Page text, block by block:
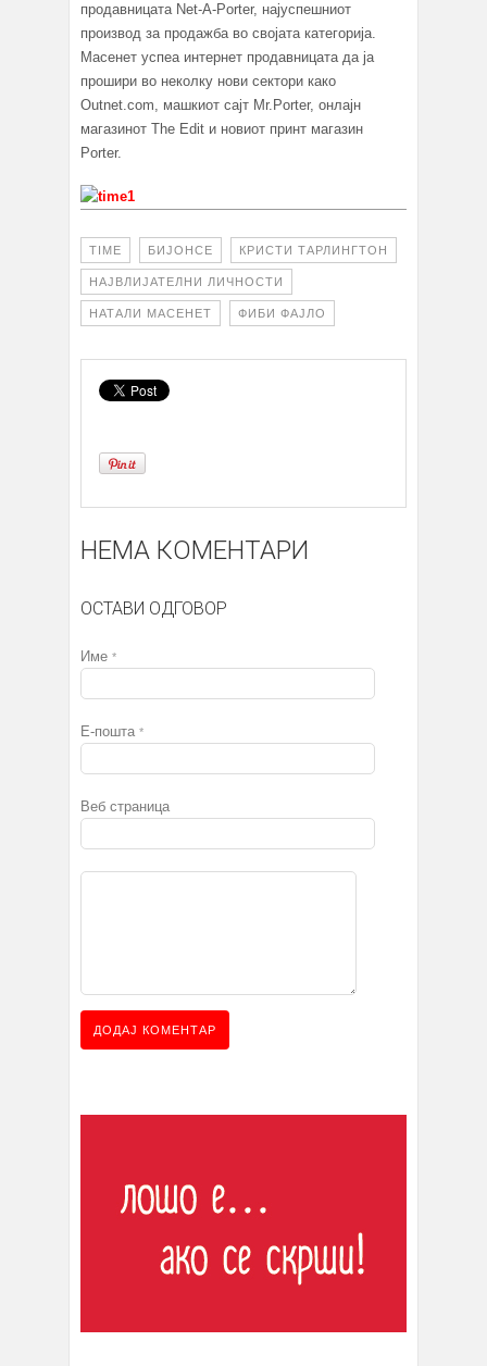
продавницата Net-A-Porter, најуспешниот
производ за продажба во својата категорија.
Масенет успеа интернет продавницата да ја
прошири во неколку нови сектори како
Outnet.com, машкиот сајт Mr.Porter, онлајн
магазинот The Edit и новиот принт магазин
Porter.
TIME БИЈОНСЕ КРИСТИ ТАРЛИНГТОН
НАЈВЛИЈАТЕЛНИ ЛИЧНОСТИ
НАТАЛИ МАСЕНЕТ ФИБИ ФАЈЛО
НЕМА КОМЕНТАРИ
ОСТАВИ ОДГОВОР
Име *
Е-пошта *
Веб страница